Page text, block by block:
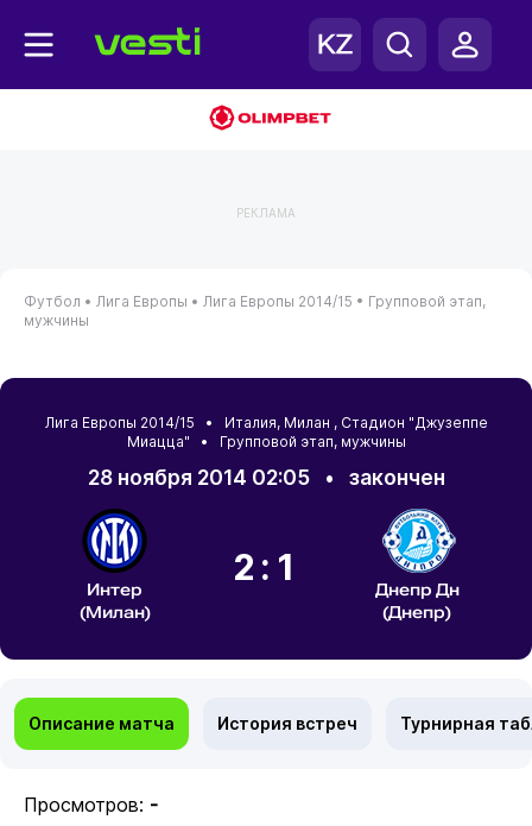
РЕКЛАМА
Футбол • Лига Европы • Лига Европы 2014/15 • Групповой этап,
мужчины
Лига Европы 2014/15 • Италия, Милан , Стадион "Джузеппе
Миацца" • Групповой этап, мужчины
28 ноября 2014 02:05• закончен
Интер
(Милан)
2:1
Днепр Дн
(Днепр)
Описание матча История встреч Турнирная
Просмотров: -